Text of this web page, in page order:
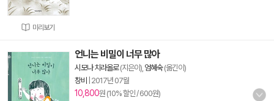
미리보기
언니는 비밀이 너무 많아
시모나 치라올로(지은이), 엄혜숙(옮긴이)
창비
2017년 07월
10,800원 (10% 할인 / 600원)